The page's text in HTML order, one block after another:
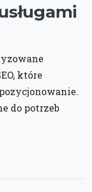
które
do potrzeb